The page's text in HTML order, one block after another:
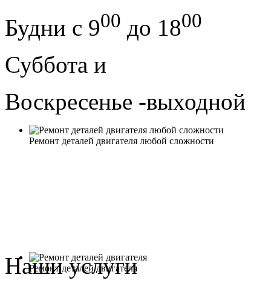
Будни с 900 до 1800
Суббота и
Воскресенье -выходной
Ремонт деталей двигателя любой сложности
Ремонт деталей двигателя
Наши услуги